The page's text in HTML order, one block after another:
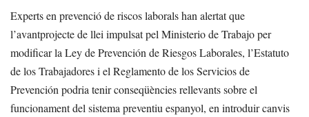
Experts en prevenció de riscos laborals han alertat que
l’avantprojecte de llei impulsat pel Ministerio de Trabajo per
modificar la Ley de Prevención de Riesgos Laborales, l’Estatuto
de los Trabajadores i el Reglamento de los Servicios de
Prevención podria tenir conseqüències rellevants sobre el
funcionament del sistema preventiu espanyol, en introduir canvis